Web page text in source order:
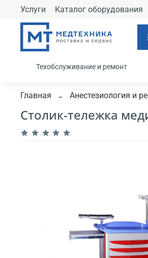
Услуги Каталог оборудования
Техобслуживание и ремонт
Главная Анестезиология и
Столик-тележка